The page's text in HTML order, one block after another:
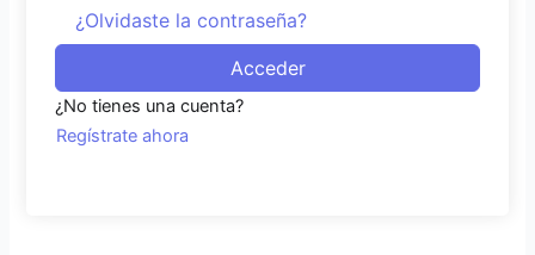
¿Olvidaste la contraseña?
Acceder
¿No tienes una cuenta?
Regístrate ahora